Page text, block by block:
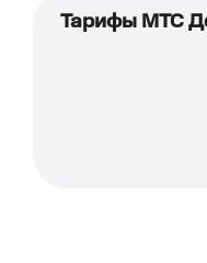
Тарифы МТС